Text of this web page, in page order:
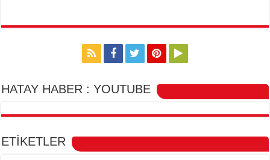
HATAY HABER : YOUTUBE
ETİKETLER